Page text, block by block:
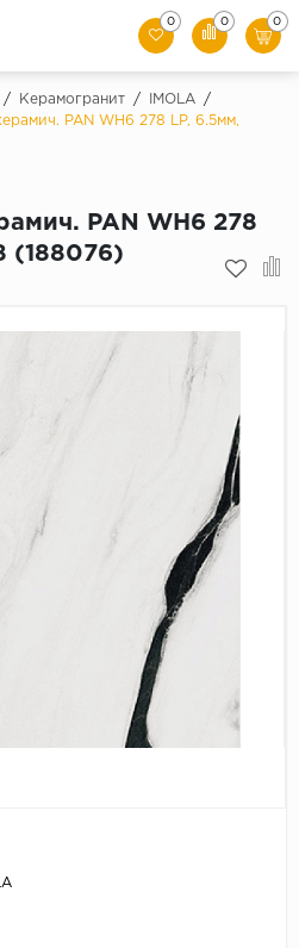
0 0 0
/ Керамогранит / IMOLA
/
PAN WH6 278 LP, 6.5мм,
PAN WH6 278
(188076)